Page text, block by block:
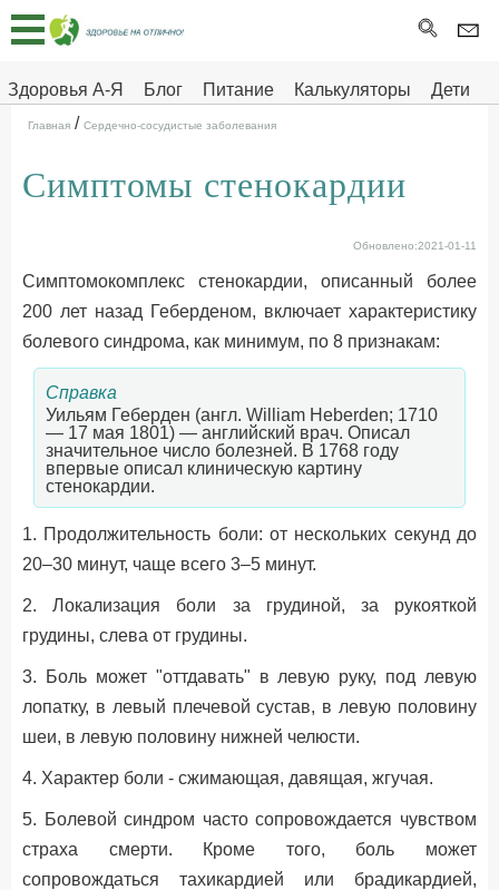
Здоровья А-Я Блог Питание Калькуляторы
Дети
Здоровье на отлично
Главная
Тесты
Про
ДЕТЯМ
Главная / Сердечно-сосудистые заболевания
Симптомы стенокардии
Обновлено:2021-01-11
Симптомокомплекс стенокардии, описанный более
200 лет назад Геберденом, включает характеристику
болевого синдрома, как минимум, по 8 признакам:
Справка
Уильям Геберден (англ. William Heberden; 1710
— 17 мая 1801) — английский врач. Описал
значительное число болезней. В 1768 году
впервые описал клиническую картину
стенокардии.
1. Продолжительность боли: от нескольких секунд до
20–30 минут, чаще всего 3–5 минут.
2. Локализация боли за грудиной, за рукояткой
грудины, слева от грудины.
3. Боль может "оттдавать" в левую руку, под левую
лопатку, в левый плечевой сустав, в левую половину
шеи, в левую половину нижней челюсти.
4. Характер боли - сжимающая, давящая, жгучая.
5. Болевой синдром часто сопровождается чувством
страха смерти. Кроме того, боль может
сопровождаться тахикардией или брадикардией,